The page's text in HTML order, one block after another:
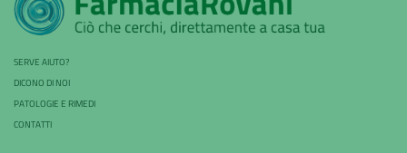
SERVE AIUTO?
DICONO DI NOI
PATOLOGIE E RIMEDI
CONTATTI